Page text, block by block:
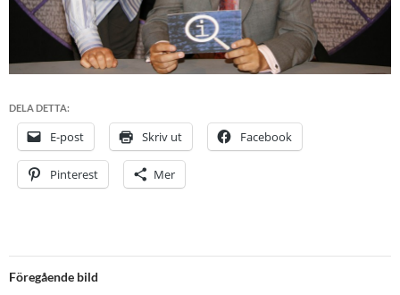
DELA DETTA:
E-post Skriv ut Facebook
Pinterest Mer
Föregående bild